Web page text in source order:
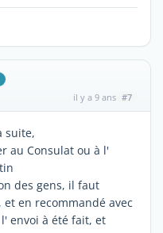
il y a 9 ans #7
suite,
au Consulat ou à l'
des gens, il faut
en recommandé avec
envoi à été fait, et